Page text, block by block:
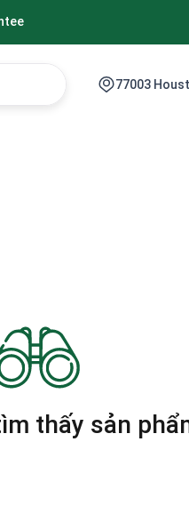
77003
thấy sản